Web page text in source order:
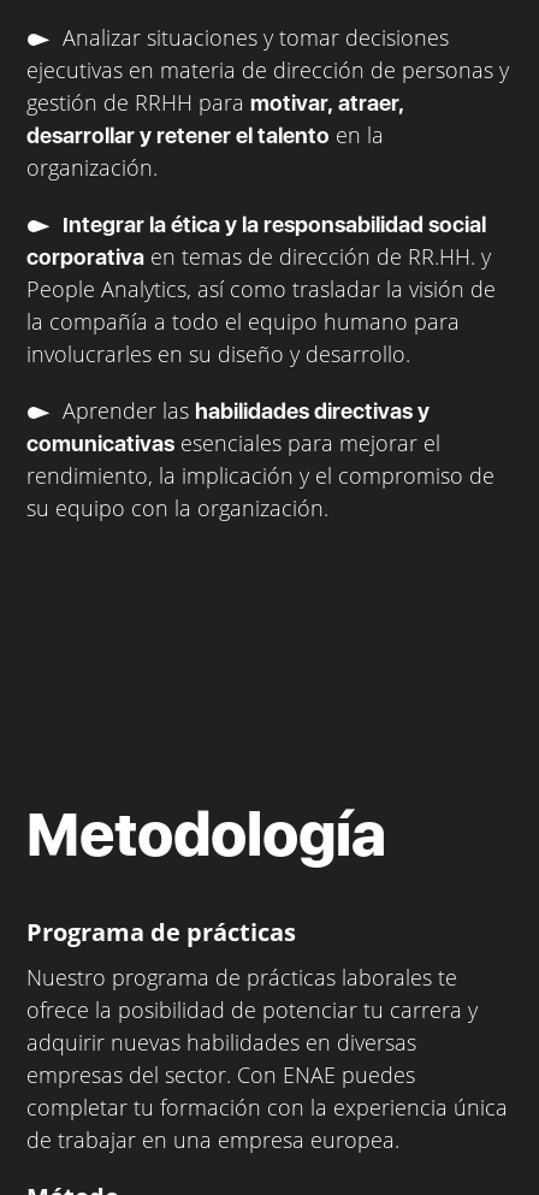
Analizar situaciones y tomar decisiones
ejecutivas en materia de dirección de personas y
gestión de RRHH paramotivar, atraer,
desarrollar y retener el talento en la
organización.
Integrar la ética y la responsabilidad social
corporativa en temas de dirección de RR.HH. y
People Analytics, así como trasladar la visión de
la compañía a todo el equipo humano para
involucrarles en su diseño y desarrollo.
Aprender las habilidades directivas y
comunicativas esenciales para mejorar el
rendimiento, la implicación y el compromiso de
su equipo con la organización.
Metodología
Programa de prácticas
Nuestro programa de prácticas laborales te
ofrece la posibilidad de potenciar tu carrera y
adquirir nuevas habilidades en diversas
empresas del sector. Con ENAE puedes
completar tu formación con la experiencia única
de trabajar en una empresa europea.